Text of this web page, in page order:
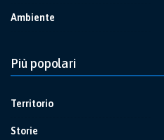
Ambiente
Più popolari
Territorio
Storie